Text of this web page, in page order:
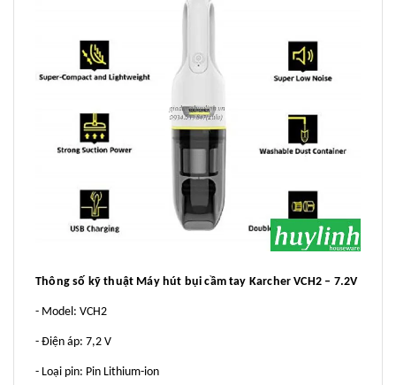
Thông số kỹ thuật Máy hút bụi cầm tay Karcher VCH2 – 7.2V
- Model: VCH2
- Điện áp: 7,2 V
- Loại pin: Pin Lithium-ion